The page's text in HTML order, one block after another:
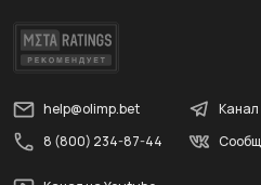
help@olimp.bet
8 (800) 234-87-44
Канал